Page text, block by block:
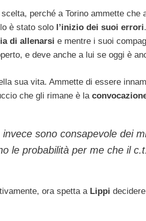
perché a Torino ammette che
è stato solo l’inizio dei suoi errori
di allenarsi e mentre i suoi
e deve anche a lui se oggi è
sua vita. Ammette di essere
che gli rimane è la
sono consapevole dei
le probabilità per me che il
ora spetta a Lippi